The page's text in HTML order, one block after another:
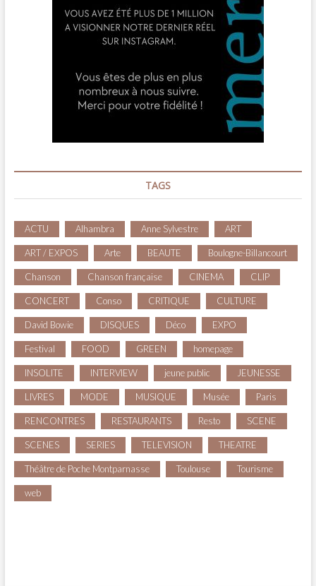
TAGS
ACTU Alhambra Anne Sylvestre ART
ART / EXPOS Arte BEAUTE Boulogne-Billancourt
Chanson Chanson française CINEMA CLIP
CONCERT Conso CRITIQUE CULTURE
David Bowie DISQUES Déco EXPO
Festival FOOD GREEN homepage
INSOLITE INTERVIEW jeune public JEUNESSE
LIVRES MODE MUSIQUE Musée Paris
RENCONTRES RESTAURANTS Resto SCENE
SCENES SERIES TELEVISION THEATRE
Théâtre de Poche Montparnasse Toulouse Tourisme
web